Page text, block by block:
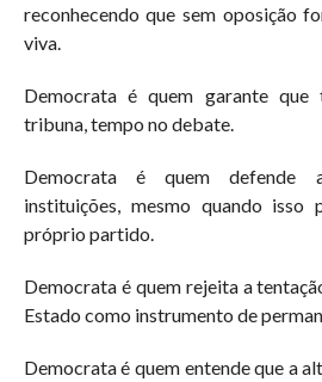
reconhecendo que sem oposição
viva.
Democrata é quem garante
tribuna, tempo no debate.
Democrata é quem defende
instituições, mesmo quando isso
próprio partido.
Democrata é quem rejeita a
Estado como instrumento de
Democrata é quem entende que a